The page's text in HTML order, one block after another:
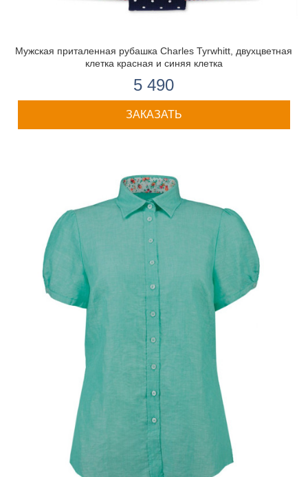
Мужская приталенная рубашка Charles Tyrwhitt, двухцветная
клетка красная и синяя клетка
5 490
ЗАКАЗАТЬ